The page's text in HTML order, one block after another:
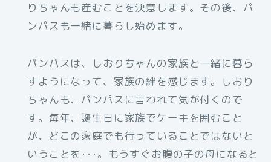
りちゃんも産むことを決意します。その後、パ
ンパスも一緒に暮らし始めます。
パンパスは、しおりちゃんの家族と一緒に暮ら
すようになって、家族の絆を感じます。しおり
ちゃんも、パンパスに言われて気が付くので
す。毎年、誕生日に家族でケーキを囲むこと
が、どこの家庭でも行っていることではないと
いうことを･･･。もうすぐお腹の子の母になると